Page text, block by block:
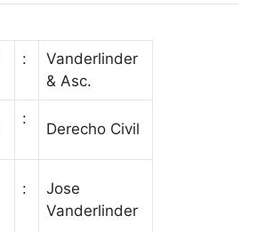
:
Vanderlinder
& Asc.
:
Derecho Civil
:
Jose
Vanderlinder